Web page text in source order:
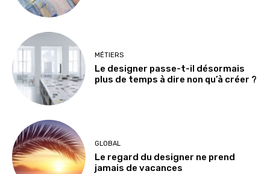
MÉTIERS
Le designer passe-t-il désormais
plus de temps à dire non qu’à créer ?
GLOBAL
Le regard du designer ne prend
jamais de vacances